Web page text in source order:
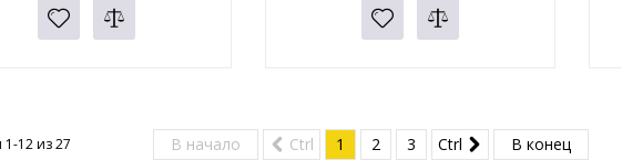
12 из27 В начало Ctrl 1 2 3 Ctrl В конец